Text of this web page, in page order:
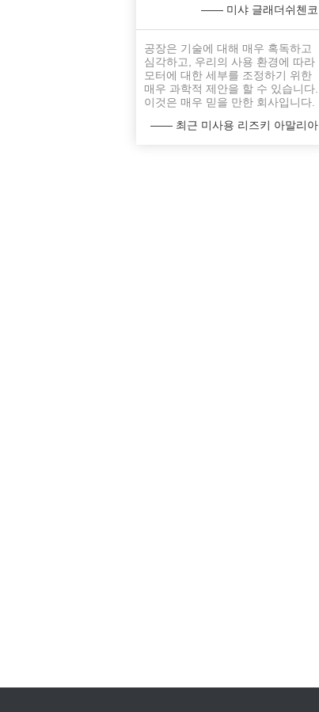
—— 미샤 글래더쉬첸코
공장은 기술에 대해 매우 혹독하고
심각하고, 우리의 사용 환경에 따라
모터에 대한 세부를 조정하기 위한
매우 과학적 제안을 할 수 있습니다.
이것은 매우 믿을 만한 회사입니다.
—— 최근 미사용 리즈키 아말리아